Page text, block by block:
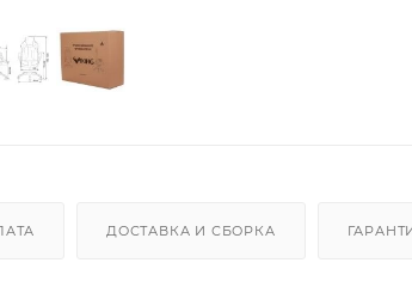
ДОСТАВКА И СБОРКА